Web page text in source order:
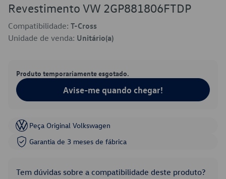
Revestimento VW 2GP881806FTDP
Compatibilidade: T-Cross
Unidade de venda: Unitário(a)
Produto temporariamente esgotado.
Avise-me quando chegar!
Peça Original Volkswagen
Garantia de 3 meses de fábrica
Tem dúvidas sobre a compatibilidade deste produto?